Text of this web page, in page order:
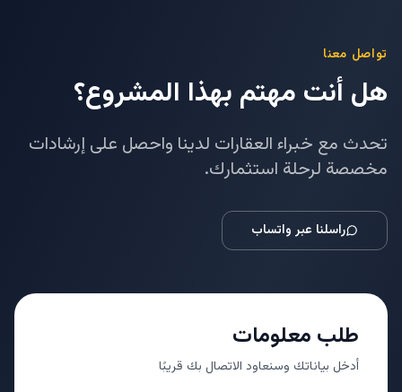
تواصل معنا
هل أنت مهتم بهذا المشروع؟
تحدث مع خبراء العقارات لدينا واحصل على إرشادات
مخصصة لرحلة استثمارك.
راسلنا عبر واتساب
طلب معلومات
أدخل بياناتك وسنعاود الاتصال بك قريبًا